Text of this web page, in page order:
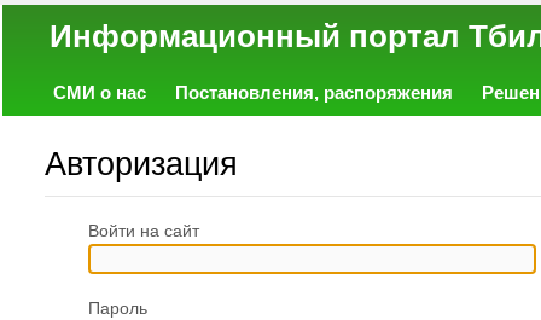
Информационный
СМИ о нас Постановления, распоряжения
Авторизация
Войти на сайт
Пароль